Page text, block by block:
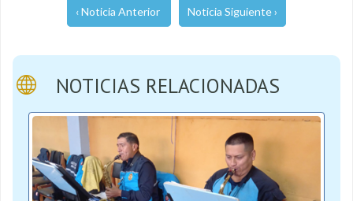
‹ Noticia Anterior Noticia Siguiente ›
NOTICIAS RELACIONADAS